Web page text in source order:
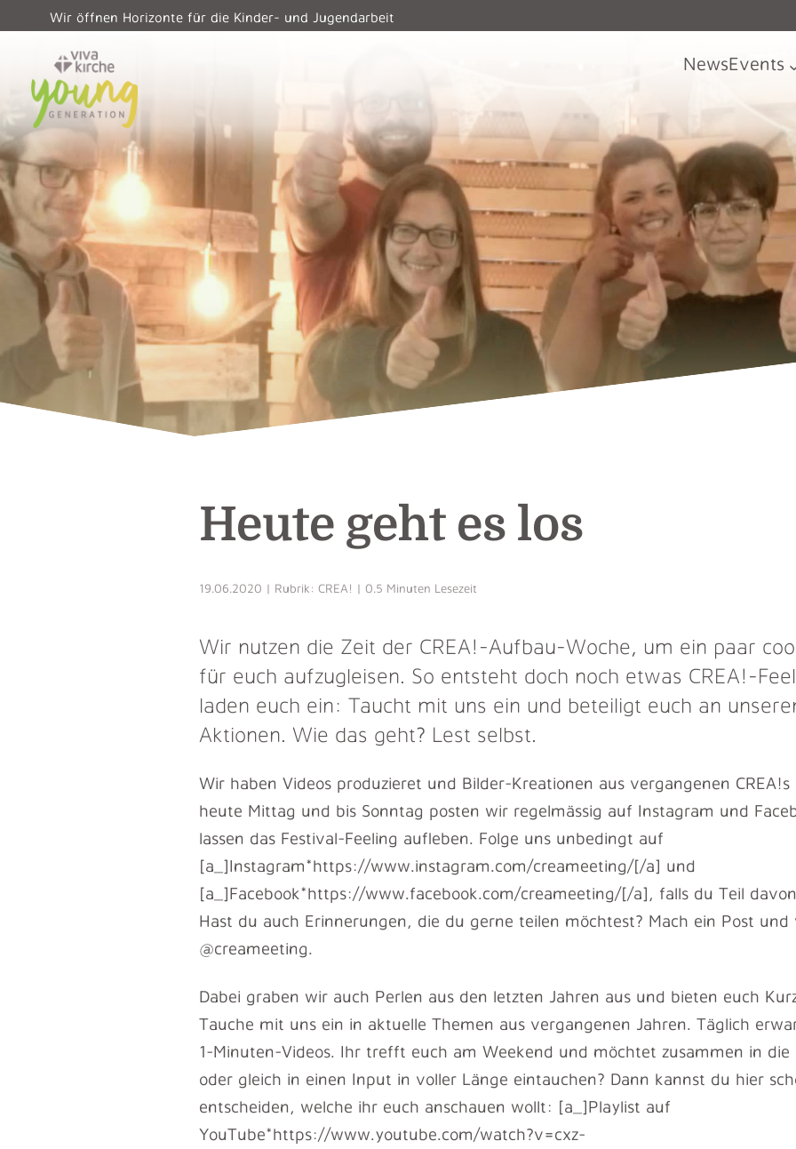
Wir öffnen Horizonte für die Kinder- und Jugendarbeit
NewsEvents
Heute geht es los
19.06.2020 | Rubrik: CREA! | 0.5 Minuten Lesezeit
Wir nutzen die Zeit der CREA!-Aufbau-Woche, um ein paar
für euch aufzugleisen. So entsteht doch noch etwas CREA!-
laden euch ein: Taucht mit uns ein und beteiligt euch an
Aktionen. Wie das geht? Lest selbst.
Wir haben Videos produzieret und Bilder-Kreationen aus vergangenen
heute Mittag und bis Sonntag posten wir regelmässig auf Instagram und
lassen das Festival-Feeling aufleben. Folge uns unbedingt auf
[a_]Instagram*https://www.instagram.com/creameeting/[/a] und
[a_]Facebook*https://www.facebook.com/creameeting/[/a], falls du Teil
Hast du auch Erinnerungen, die du gerne teilen möchtest? Mach ein Post und
@creameeting.
Dabei graben wir auch Perlen aus den letzten Jahren aus und bieten euch
Tauche mit uns ein in aktuelle Themen aus vergangenen Jahren. Täglich
1-Minuten-Videos. Ihr trefft euch am Weekend und möchtet zusammen in die
oder gleich in einen Input in voller Länge eintauchen? Dann kannst du hier
entscheiden, welche ihr euch anschauen wollt: [a_]Playlist auf
YouTube*https://www.youtube.com/watch?v=cxz-